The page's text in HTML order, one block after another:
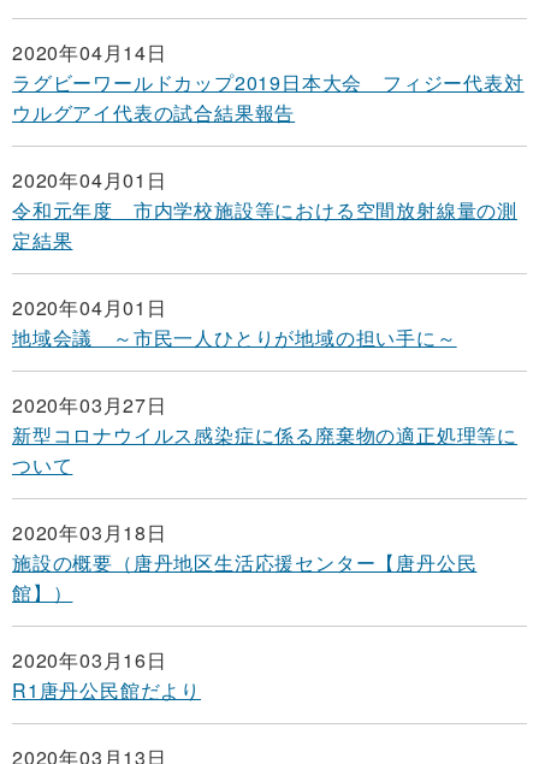
2020年04月14日
ラグビーワールドカップ2019日本大会 フィジー代表対
ウルグアイ代表の試合結果報告
2020年04月01日
令和元年度 市内学校施設等における空間放射線量の測
定結果
2020年04月01日
地域会議 ～市民一人ひとりが地域の担い手に～
2020年03月27日
新型コロナウイルス感染症に係る廃棄物の適正処理等に
ついて
2020年03月18日
施設の概要（唐丹地区生活応援センター【唐丹公民
館】）
2020年03月16日
R1唐丹公民館だより
2020年03月13日